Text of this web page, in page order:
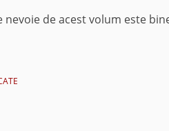
nevoie de acest volum este